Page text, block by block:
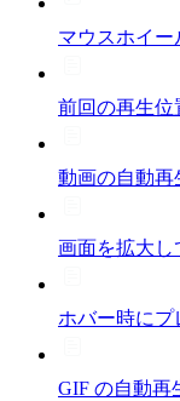
マウスホイー
前回の再生位
動画の自動再
画面を拡大し
ホバー時にプ
GIF の自動再